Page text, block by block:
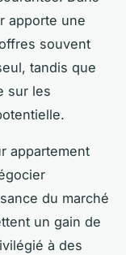
apporte une
souvent
tandis que
sur les
appartement
du marché
un gain de
à des